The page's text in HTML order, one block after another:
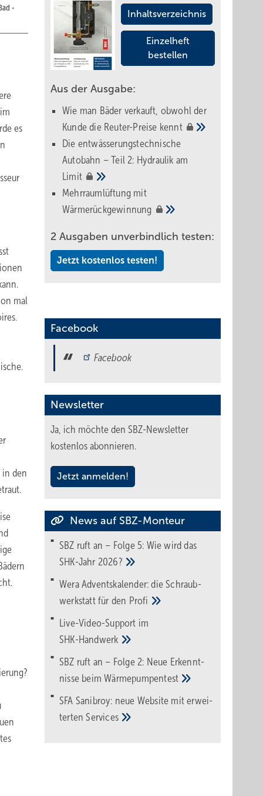
es
mal
in den
Inhaltsverzeichnis
Einzelheft
bestellen
Aus der Ausgabe:
Wie man Bäder verkauft, obwohl der
Kunde die Reuter-Preise kennt
Die entwässerungstechnische
Autobahn – Teil 2: Hydraulik am
Limit
Mehrraumlüftung mit
Wärmerückgewinnung
2 Ausgaben unverbindlich testen:
Jetzt kostenlos testen!
Facebook
Facebook
Newsletter
Ja, ich möchte den SBZ-Newsletter
kostenlos abonnieren.
Jetzt anmelden!
News auf SBZ-Monteur
SBZ ruft an – Folge 5: Wie wird das
SHK-Jahr 2026?
Wera Adventskalender: die Schraub­
werk­statt für den Pro­fi
Live-Video-Support im
SHK-Handwerk
SBZ ruft an – Folge 2: Neue Erkennt­
nisse beimWärme­pumpen­test
SFA Sanibroy: neue Web­site mit erwei­
tertenServices